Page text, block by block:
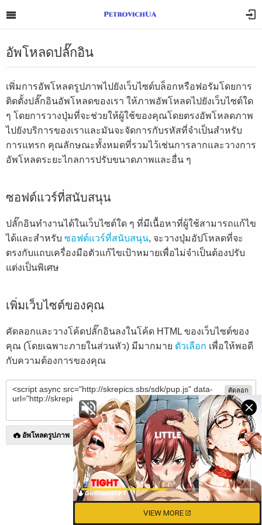
VIEW MORE
อัพโหลดปลั๊กอิน
เพิ่มการอัพโหลดรูปภาพไปยังเว็บไซต์บล็อกหรือฟอรัมโดยการ
ติดตั้งปลั๊กอินอัพโหลดของเรา ให้ภาพอัพโหลดไปยังเว็บไซต์ใด
ๆ โดยการวางปุ่มที่จะช่วยให้ผู้ใช้ของคุณโดยตรงอัพโหลดภาพ
ไปยังบริการของเราและมันจะจัดการกับรหัสที่จำเป็นสำหรับ
การแทรก คุณลักษณะทั้งหมดที่รวมไว้เช่นการลากและวางการ
อัพโหลดระยะไกลการปรับขนาดภาพและอื่น ๆ
ซอฟต์แวร์ที่สนับสนุน
ปลั๊กอินทำงานได้ในเว็บไซต์ใด ๆ ที่มีเนื้อหาที่ผู้ใช้สามารถแก้ไข
ได้และสำหรับ ซอฟต์แวร์ที่สนับสนุน, จะวางปุ่มอัปโหลดที่จะ
ตรงกับแถบเครื่องมือตัวแก้ไขเป้าหมายเพื่อไม่จำเป็นต้องปรับ
แต่งเป็นพิเศษ
เพิ่มเว็บไซต์ของคุณ
คัดลอกและวางโค้ดปลั๊กอินลงในโค้ด HTML ของเว็บไซต์ของ
คุณ (โดยเฉพาะภายในส่วนหัว) มีมากมาย ตัวเลือก เพื่อให้พอดี
กับความต้องการของคุณ
คัดลอก
อัพโหลดรูปภาพ